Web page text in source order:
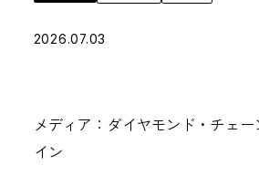
株式情報
2026.07.03
メディア：ダイヤモンド・チェ
イン